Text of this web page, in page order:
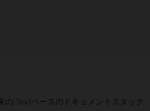
のiTextベースのドキュメントスタック